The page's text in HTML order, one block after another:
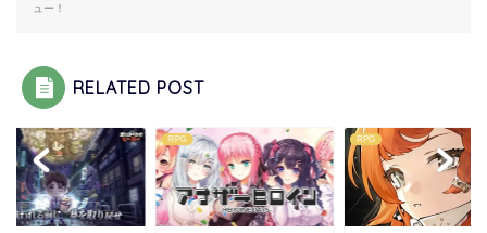
ュー！
RELATED POST
RPG RPG